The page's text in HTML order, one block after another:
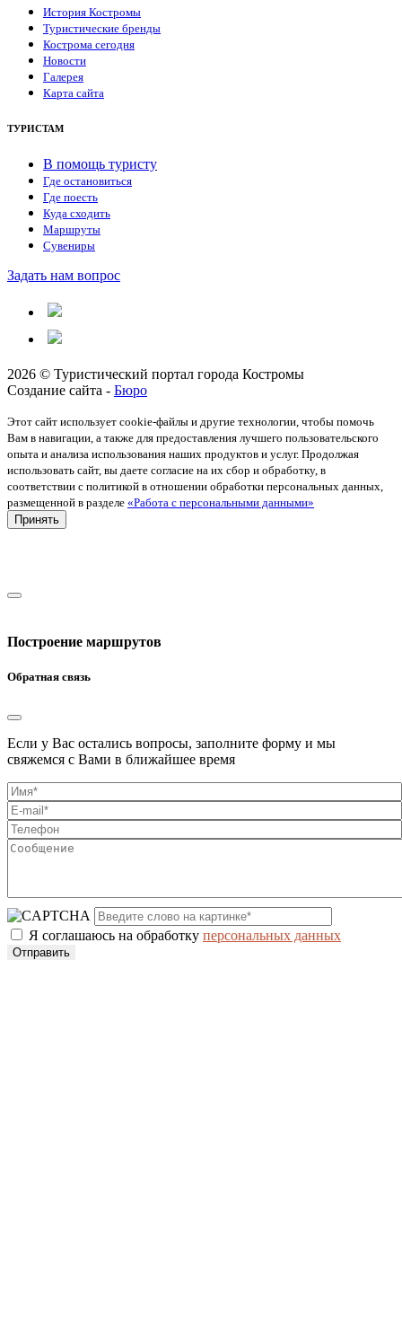
История Костромы
Туристические бренды
Кострома сегодня
Новости
Галерея
Карта сайта
ТУРИСТАМ
В помощь туристу
Где остановиться
Где поесть
Куда сходить
Маршруты
Сувениры
Задать нам вопрос
2026 © Туристический портал города Костромы
Создание сайта - Бюро
Этот сайт использует cookie-файлы и другие технологии, чтобы помочь
Вам в навигации, а также для предоставления лучшего пользовательского
опыта и анализа использования наших продуктов и услуг. Продолжая
использовать сайт, вы даете согласие на их сбор и обработку, в
соответствии с политикой в отношении обработки персональных данных,
размещенной в разделе «Работа с персональными данными»
Принять
Построение маршрутов
Обратная связь
Если у Вас остались вопросы, заполните форму и мы
свяжемся с Вами в ближайшее время
Я соглашаюсь на обработку персональных данных